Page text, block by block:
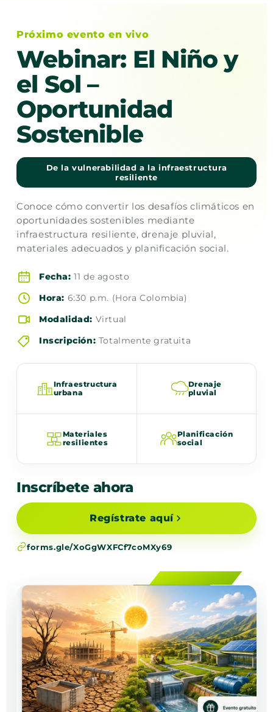
Próximo evento en vivo
Webinar: El Niño y
el Sol –
Oportunidad
Sostenible
De la vulnerabilidad a la infraestructura
resiliente
Conoce cómo convertir los desafíos climáticos en
oportunidades sostenibles mediante
infraestructura resiliente, drenaje pluvial,
materiales adecuados y planificación social.
Fecha: 11 de agosto
Hora: 6:30 p.m. (Hora Colombia)
Modalidad: Virtual
Inscripción: Totalmente gratuita
Infraestructura
urbana
Drenaje
pluvial
Materiales
resilientes
Planificación
social
Inscríbete ahora
Regístrate aquí
forms.gle/XoGgWXFCf7coMXy69